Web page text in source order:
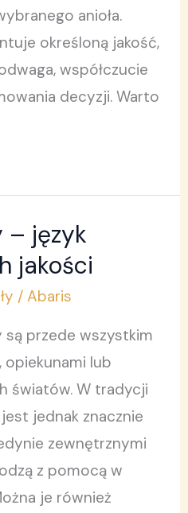
anioła.
określoną jakość,
współczucie
decyzji. Warto
– język
jakości
/Abaris
są przede wszystkim
lub
światów. W tradycji
jednak znacznie
zewnętrznymi
z pomocą w
je również